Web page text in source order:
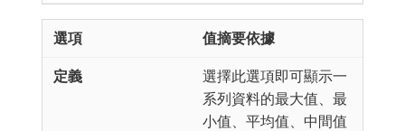
值摘要依據
選擇此選項即可顯示一
系列資料的最大值、最
小值、平均值、中間值